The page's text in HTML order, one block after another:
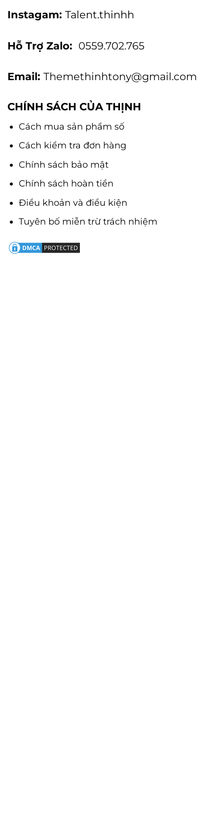
Instagam: Talent.thinhh
Hỗ Trợ Zalo: 0559.702.765
Email: Themethinhtony@gmail.com
CHÍNH SÁCH CỦA THỊNH
Cách mua sản phẩm số
Cách kiểm tra đơn hàng
Chính sách bảo mật
Chính sách hoàn tiền
Điều khoản và điều kiện
Tuyên bố miễn trừ trách nhiệm